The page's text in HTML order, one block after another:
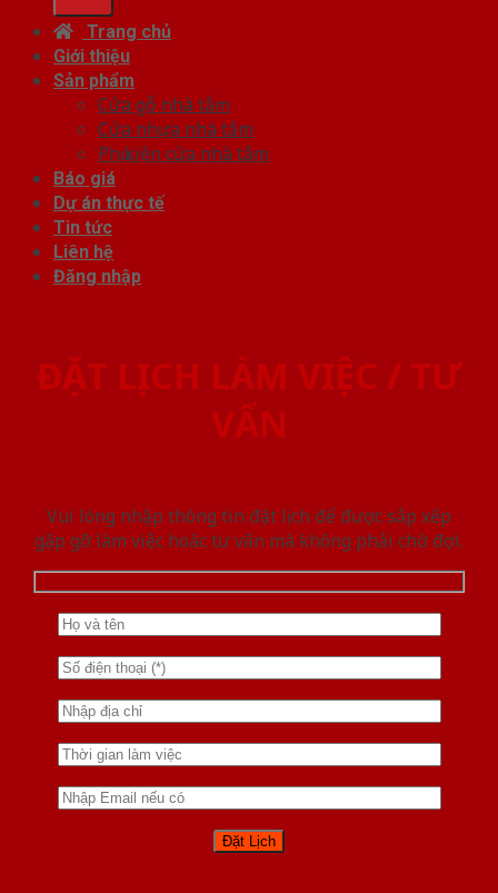
Trang chủ
Giới thiệu
Sản phẩm
Cửa gỗ nhà tắm
Cửa nhựa nhà tắm
Phụ kiện cửa nhà tắm
Báo giá
Dự án thực tế
Tin tức
Liên hệ
Đăng nhập
ĐẶT LỊCH LÀM VIỆC / TƯ
VẤN
Vui lòng nhập thông tin đặt lịch để được sắp xếp
gặp gỡ làm việc hoăc tư vấn mà không phải chờ đợi.